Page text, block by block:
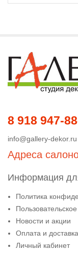
8 918 947-
info@gallery-dekor.ru
Адреса
Информация
Политика
Новости и акции
Оплата и доставка
Личный кабинет